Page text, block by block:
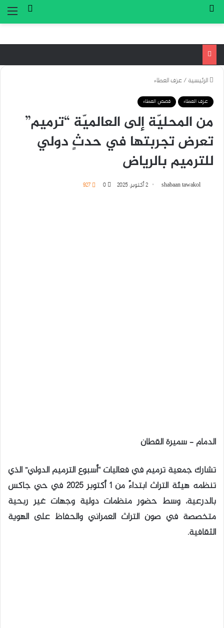
الرئيسية/عزف العطاء
عزف العطاء قصص العطاء
من المحليّة إلى العالميّة “ترميم”
تعرض تجربتها في حدثٍ دولي
للترميم بالرياض
shabaan tawakol 2 أكتوبر، 2025 0
927
الدمام – سميرة القطان
تشارك جمعية ترميم في فعاليات “أسبوع الترميم الدولي” الذي
تنظمه هيئة التراث ابتداءً من 1 أكتوبر 2025 في حي جاكس
بالدرعية، وسط حضور منظمات دولية وجهات غير ربحية
متخصصة في صون التراث العمراني والحفاظ على الهوية
الثقافية.